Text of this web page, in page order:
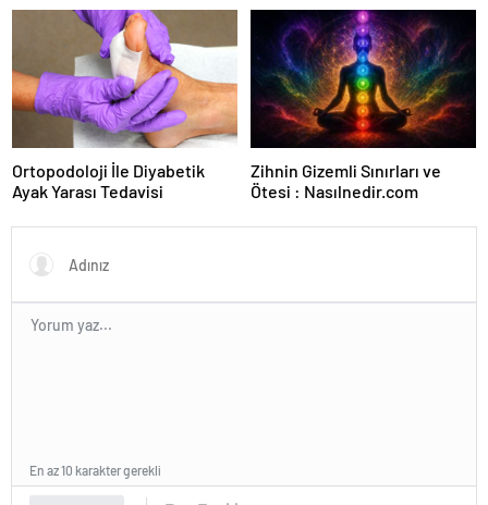
Ortopodoloji İle Diyabetik
Ayak Yarası Tedavisi
Zihnin Gizemli Sınırları ve
Ötesi : Nasılnedir.com
En az 10 karakter gerekli